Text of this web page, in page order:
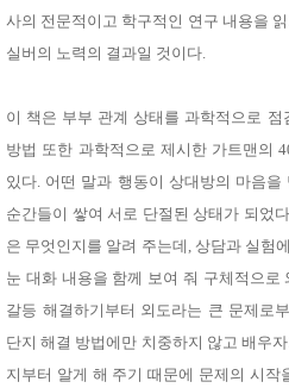
아기띠/
외출용
품
용/식기
용품
성장발
용품
패
션
어른내
유/아동
내의
갑/케이
스
패션/잡
화
사의 전문적이고 학구적인 연구 내용을
실버의 노력의 결과일 것이다.
이 책은 부부 관계 상태를 과학적으로
방법 또한 과학적으로 제시한 가트맨의
있다. 어떤 말과 행동이 상대방의 마음
순간들이 쌓여 서로 단절된 상태가 되었
은 무엇인지를 알려 주는데, 상담과 실험
눈 대화 내용을 함께 보여 줘 구체적으로
갈등 해결하기부터 외도라는 큰 문제로
단지 해결 방법에만 치중하지 않고 배우
지부터 알게 해 주기 때문에 문제의 시작